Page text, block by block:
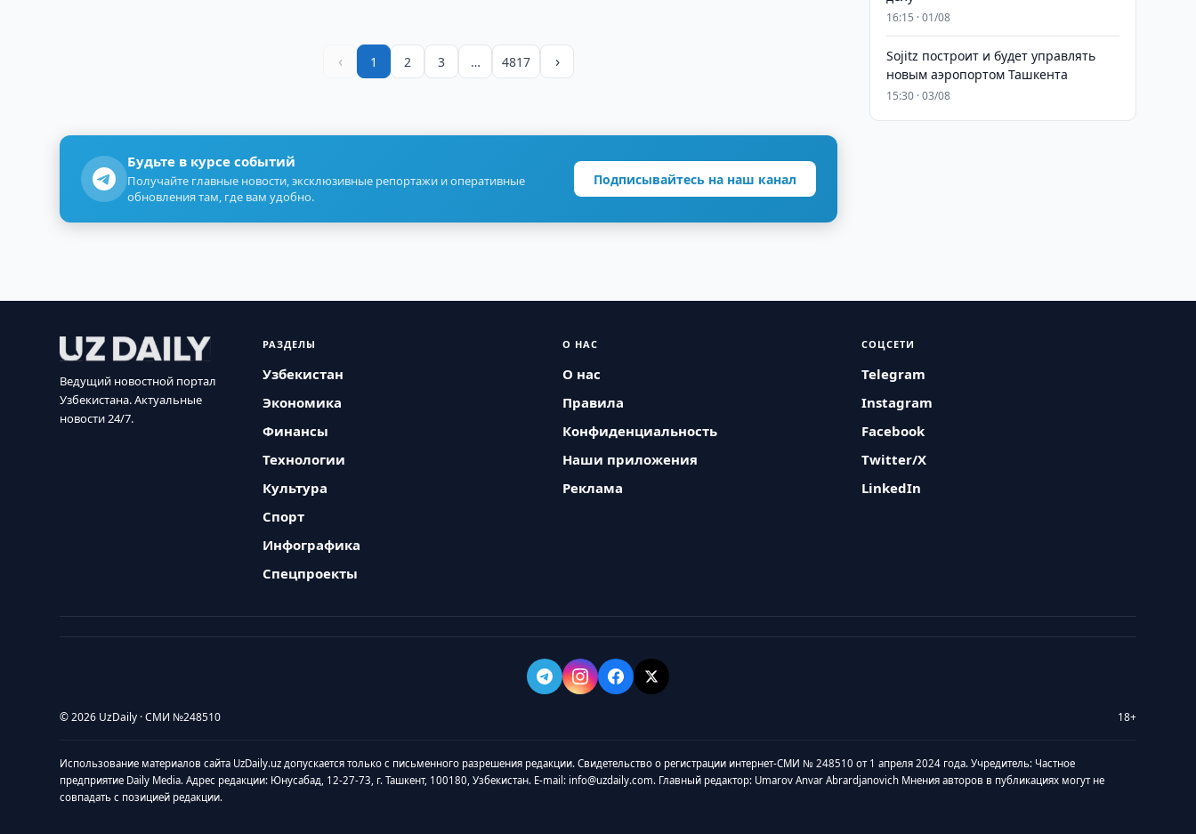
‹ 1 2 3 … 4817 ›
Будьте в курсе событий
Получайте главные новости, эксклюзивные репортажи и оперативные
обновления там, где вам удобно.
Подписывайтесь на наш канал
16:15 · 01/08
Sojitz построит и будет управлять
новым аэропортом Ташкента
15:30 · 03/08
Ведущий новостной портал
Узбекистана. Актуальные
новости 24/7.
РАЗДЕЛЫ
Узбекистан
Экономика
Финансы
Технологии
Культура
Спорт
Инфографика
Спецпроекты
О НАС
О нас
Правила
Конфиденциальность
Наши приложения
Реклама
СОЦСЕТИ
Telegram
Instagram
Facebook
Twitter/X
LinkedIn
© 2026 UzDaily · СМИ №248510 18+
Использование материалов сайта UzDaily.uz допускается только с письменного разрешения редакции. Свидетельство о регистрации интернет-СМИ № 248510 от 1 апреля 2024 года. Учредитель: Частное
предприятие Daily Media. Адрес редакции: Юнусабад, 12-27-73, г. Ташкент, 100180, Узбекистан. E-mail: info@uzdaily.com. Главный редактор: Umarov Anvar Abrardjanovich Мнения авторов в публикациях могут не
совпадать с позицией редакции.